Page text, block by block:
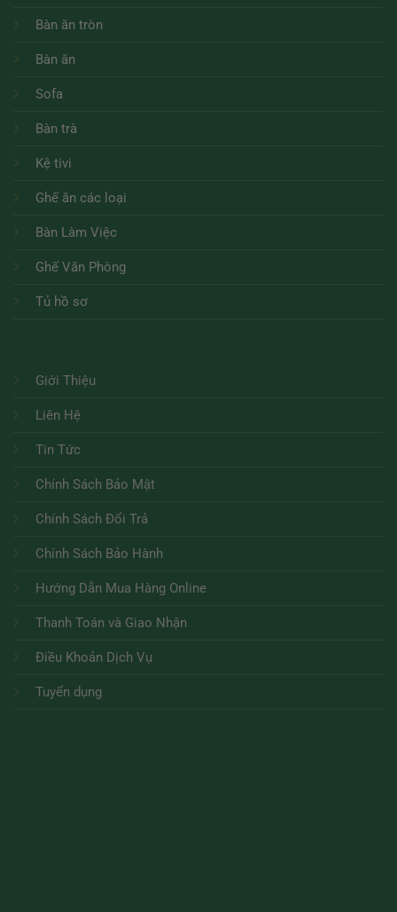
Bàn ăn tròn
Bàn ăn
Sofa
Bàn trà
Kệ tivi
Ghế ăn các loại
Bàn Làm Việc
Ghế Văn Phòng
Tủ hồ sơ
Giới Thiệu
Liên Hệ
Tin Tức
Chính Sách Bảo Mật
Chính Sách Đổi Trả
Chính Sách Bảo Hành
Hướng Dẫn Mua Hàng Online
Thanh Toán và Giao Nhận
Điều Khoản Dịch Vụ
Tuyển dụng